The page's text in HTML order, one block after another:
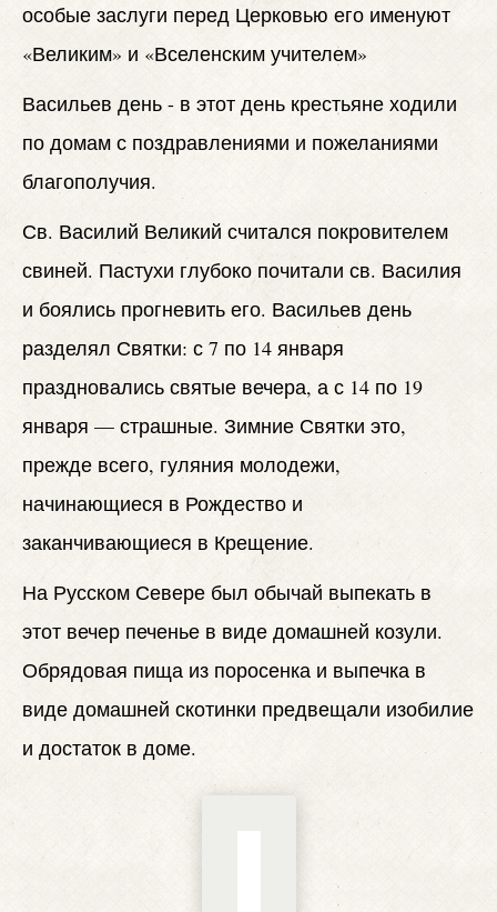
особые заслуги перед Церковью его именуют
«Великим» и «Вселенским учителем»
Васильев день - в этот день крестьяне ходили
по домам с поздравлениями и пожеланиями
благополучия.
Св. Василий Великий считался покровителем
свиней. Пастухи глубоко почитали св. Василия
и боялись прогневить его. Васильев день
разделял Святки: с 7 по 14 января
праздновались святые вечера, а с 14 по 19
января — страшные. Зимние Святки это,
прежде всего, гуляния молодежи,
начинающиеся в Рождество и
заканчивающиеся в Крещение.
На Русском Севере был обычай выпекать в
этот вечер печенье в виде домашней козули.
Обрядовая пища из поросенка и выпечка в
виде домашней скотинки предвещали изобилие
и достаток в доме.